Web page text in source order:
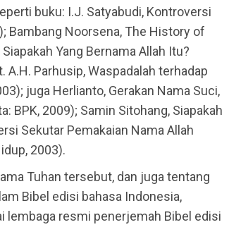
buku: I.J. Satyabudi, Kontroversi
Bambang Noorsena, The History of
Yang Bernama Allah Itu?
A.H. Parhusip, Waspadalah terhadap
juga Herlianto, Gerakan Nama Suci,
BPK, 2009); Samin Sitohang, Siapakah
Sekutar Pemakaian Nama Allah
2003).
Tuhan tersebut, dan juga tentang
Bibel edisi bahasa Indonesia,
lembaga resmi penerjemah Bibel edisi